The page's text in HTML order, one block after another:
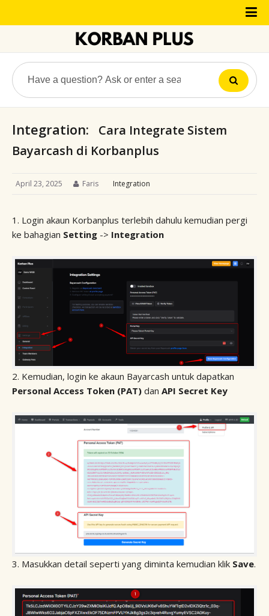
Integration:
Cara Integrate Sistem
Bayarcash di Korbanplus
April 23, 2025 Faris Integration
1. Login akaun Korbanplus terlebih dahulu kemudian pergi
ke bahagian Setting -> Integration
2. Kemudian, login ke akaun Bayarcash untuk dapatkan
Personal Access Token (PAT) dan API Secret Key
3. Masukkan detail seperti yang diminta kemudian klik Save.